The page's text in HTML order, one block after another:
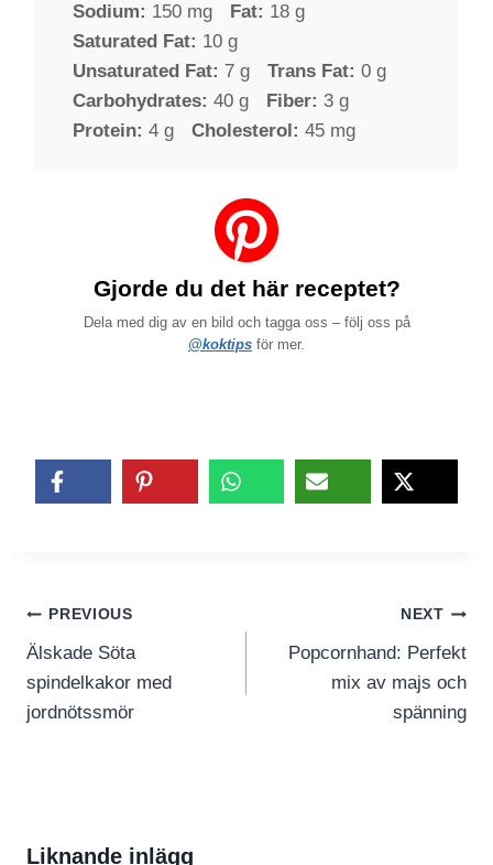
Sodium: 150 mg Fat: 18 g
Saturated Fat: 10 g
Unsaturated Fat: 7 g Trans Fat: 0 g
Carbohydrates: 40 g Fiber: 3 g
Protein: 4 g Cholesterol: 45 mg
Gjorde du det här receptet?
Dela med dig av en bild och tagga oss – följ oss på
@koktips för mer.
Inläggsnavigering
PREVIOUS
Älskade Söta
spindelkakor med
jordnötssmör
NEXT
Popcornhand: Perfekt
mix av majs och
spänning
Liknande inlägg